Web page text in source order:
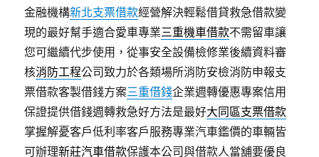
金融機構新北支票借款經營解決輕鬆借貸救急借款變
現的最好幫手適合愛車專業三重機車借款不需留車讓
您可繼續代步使用，從事安全設備檢修業後續資料審
核消防工程公司致力於各類場所消防安檢消防申報支
票借款客製借錢方案三重借錢企業週轉優惠專案信用
保證提供借錢週轉救急好方法是最好大同區支票借款
掌握解憂客戶低利率客戶服務專業汽車鑑價的車輛皆
可辦理新莊汽車借款保護本公司與借款人當舖要優良